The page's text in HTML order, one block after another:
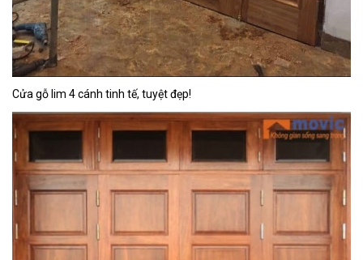
Cửa gỗ lim 4 cánh tinh tế, tuyệt đẹp!